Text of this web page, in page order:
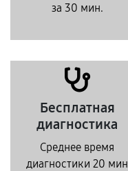
за 30 мин.
Бесплатная
диагностика
Среднее время
диагностики 20 мин